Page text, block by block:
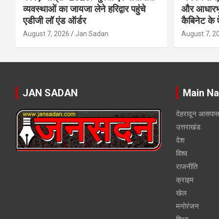
व्यवस्थाओं का जायजा लेने हरिद्वार पहुंचे
एडीजी लॉ एंड ऑर्डर
August 7, 2026 Jan Sadan
और
कैबिनेट के
August 7,
JAN SADAN Main
देहरादून आसपास
उत्तराखंड
देश
विश्व
राजनीति
क्राइम
खेल
मनोरंजन